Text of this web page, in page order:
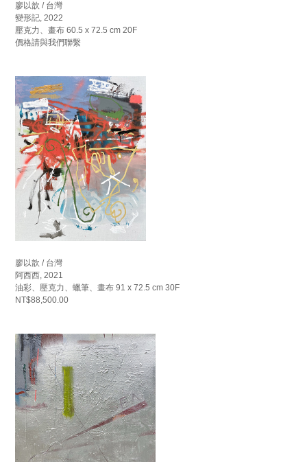
廖以歆 / 台灣
變形記, 2022
壓克力、畫布 60.5 x 72.5 cm 20F
價格請與我們聯繫
廖以歆 / 台灣
阿西西, 2021
油彩、壓克力、蠟筆、畫布 91 x 72.5 cm 30F
NT$88,500.00